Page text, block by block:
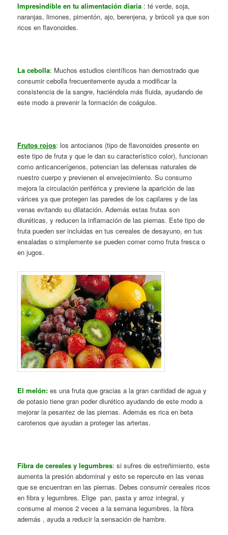
Impresindible en tu alimentación diaria : té verde, soja,
naranjas, limones, pimentón, ajo, berenjena, y brócoli ya que son
ricos en flavonoides.
La cebolla: Muchos estudios científicos han demostrado que
consumir cebolla frecuentemente ayuda a modificar la
consistencia de la sangre, haciéndola más fluida, ayudando de
este modo a prevenir la formación de coágulos.
Frutos rojos: los antocianos (tipo de flavonoides presente en
este tipo de fruta y que le dan su característico color), funcionan
como anticancerígenos, potencian las defensas naturales de
nuestro cuerpo y previenen el envejecimiento. Su consumo
mejora la circulación periférica y previene la aparición de las
várices ya que protegen las paredes de los capilares y de las
venas evitando su dilatación. Además estas frutas son
diuréticas, y reducen la inflamación de las piernas. Este tipo de
fruta pueden ser incluidas en tus cereales de desayuno, en tus
ensaladas o simplemente se pueden comer como fruta fresca o
en jugos.
El melón: es una fruta que gracias a la gran cantidad de agua y
de potasio tiene gran poder diurético ayudando de este modo a
mejorar la pesantez de las piernas. Además es rica en beta
carotenos que ayudan a proteger las arterias.
Fibra de cereales y legumbres: si sufres de estreñimiento, este
aumenta la presión abdominal y esto se repercute en las venas
que se encuentran en las piernas. Debes consumir cereales ricos
en fibra y legumbres. Elige pan, pasta y arroz integral, y
consume al menos 2 veces a la semana legumbres. la fibra
además , ayuda a reducir la sensación de hambre.